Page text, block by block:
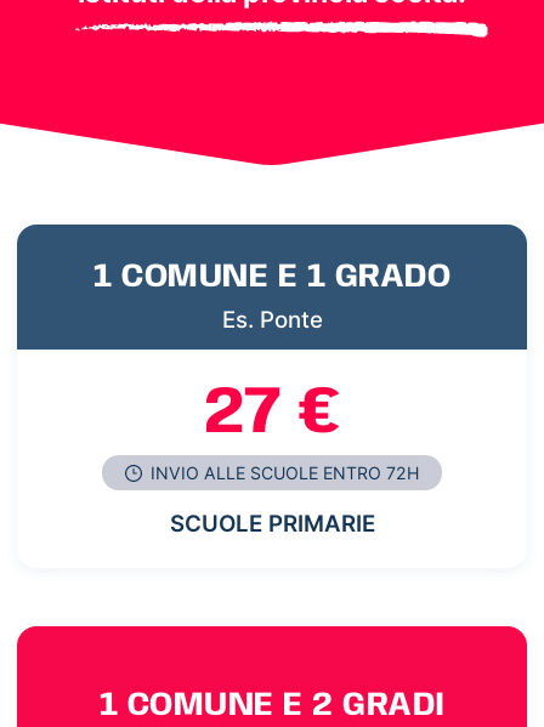
1 COMUNE E 1 GRADO
Es. Ponte
27 €
INVIO ALLE SCUOLE ENTRO 72H
SCUOLE PRIMARIE
1 COMUNE E 2 GRADI